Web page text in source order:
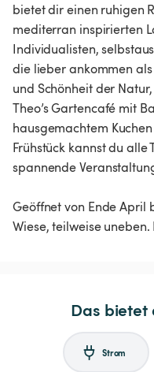
bietet dir einen ruhigen
mediterran inspirierten
Individualisten,
die lieber ankommen
und Schönheit der
Theo’s Gartencafé mit
hausgemachtem
Frühstück kannst du alle
spannende
Geöffnet von Ende April
Das bietet
Strom